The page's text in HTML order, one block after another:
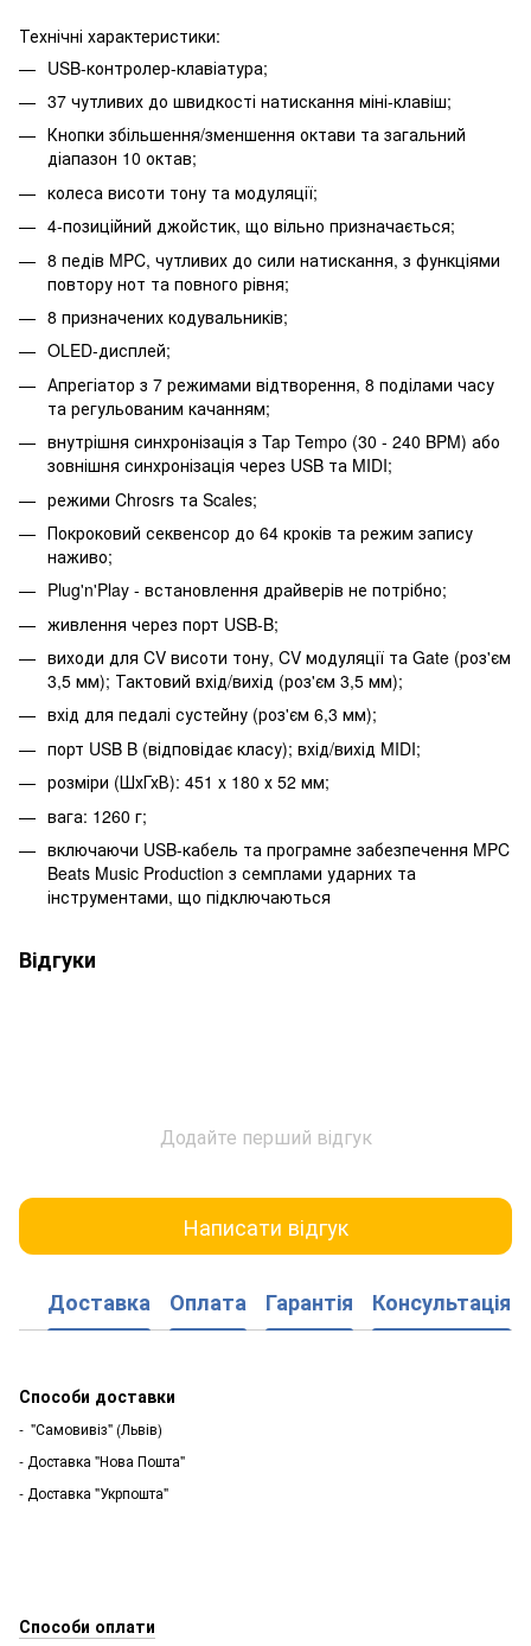
Технічні характеристики:
USB-контролер-клавіатура;
37 чутливих до швидкості натискання міні-клавіш;
Кнопки збільшення/зменшення октави та загальний
діапазон 10 октав;
колеса висоти тону та модуляції;
4-позиційний джойстик, що вільно призначається;
8 педів MPC, чутливих до сили натискання, з функціями
повтору нот та повного рівня;
8 призначених кодувальників;
OLED-дисплей;
Апрегіатор з 7 режимами відтворення, 8 поділами часу
та регульованим качанням;
внутрішня синхронізація з Tap Tempo (30 - 240 BPM) або
зовнішня синхронізація через USB та MIDI;
режими Chrosrs та Scales;
Покроковий секвенсор до 64 кроків та режим запису
наживо;
Plug'n'Play - встановлення драйверів не потрібно;
живлення через порт USB-B;
виходи для CV висоти тону, CV модуляції та Gate (роз'єм
3,5 мм); Тактовий вхід/вихід (роз'єм 3,5 мм);
вхід для педалі сустейну (роз'єм 6,3 мм);
порт USB B (відповідає класу); вхід/вихід MIDI;
розміри (ШхГхВ): 451 х 180 х 52 мм;
вага: 1260 г;
включаючи USB-кабель та програмне забезпечення MPC
Beats Music Production з семплами ударних та
інструментами, що підключаються
Відгуки
Додайте перший відгук
Написати відгук
Доставка Оплата Гарантія Консультація
Способи доставки
- "Самовивіз" (Львів)
- Доставка "Нова Пошта"
- Доставка "Укрпошта"
Способи оплати